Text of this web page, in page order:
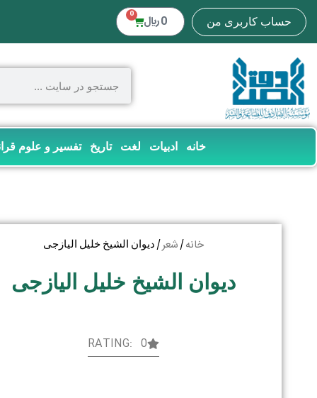
حساب کاربری من 0 ﷼ 0
خانه ادبیات لغت تاریخ تفسیر و علوم
خانه/ شعر/ دیوان الشیخ خلیل الیازجی
دیوان الشیخ خلیل الیازجی
RATING: 0